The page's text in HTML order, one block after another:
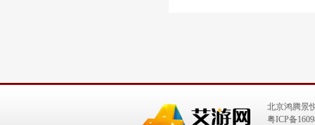
北京鸿腾景
粤ICP备